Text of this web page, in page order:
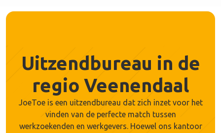
Uitzendbureau in de
regio Veenendaal
JoeToe is een uitzendbureau dat zich inzet voor het
vinden van de perfecte match tussen
werkzoekenden en werkgevers. Hoewel ons kantoor